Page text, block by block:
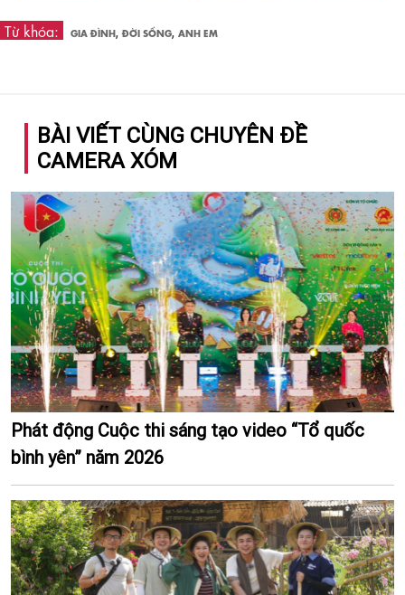
Từ khóa: GIA ĐÌNH,ĐỜI SỐNG, ANH EM
BÀI VIẾT CÙNG CHUYÊN ĐỀ
CAMERA XÓM
Phát động Cuộc thi sáng tạo video “Tổ quốc
bình yên” năm 2026